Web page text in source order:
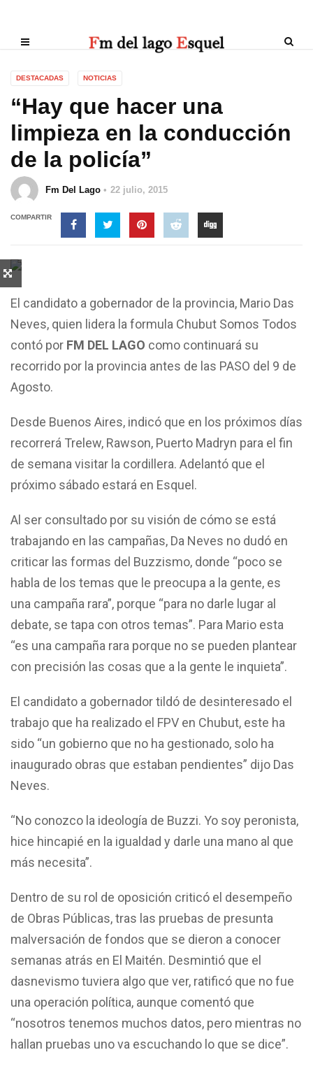
DESTACADAS NOTICIAS
“Hay que hacer una
limpieza en la conducción
de la policía”
Fm Del Lago 22 julio, 2015
COMPARTIR
El candidato a gobernador de la provincia, Mario Das
Neves, quien lidera la formula Chubut Somos Todos
contó por FM DEL LAGO como continuará su
recorrido por la provincia antes de las PASO del 9 de
Agosto.
Desde Buenos Aires, indicó que en los próximos días
recorrerá Trelew, Rawson, Puerto Madryn para el fin
de semana visitar la cordillera. Adelantó que el
próximo sábado estará en Esquel.
Al ser consultado por su visión de cómo se está
trabajando en las campañas, Da Neves no dudó en
criticar las formas del Buzzismo, donde “poco se
habla de los temas que le preocupa a la gente, es
una campaña rara”, porque “para no darle lugar al
debate, se tapa con otros temas”. Para Mario esta
“es una campaña rara porque no se pueden plantear
con precisión las cosas que a la gente le inquieta”.
El candidato a gobernador tildó de desinteresado el
trabajo que ha realizado el FPV en Chubut, este ha
sido “un gobierno que no ha gestionado, solo ha
inaugurado obras que estaban pendientes” dijo Das
Neves.
“No conozco la ideología de Buzzi. Yo soy peronista,
hice hincapié en la igualdad y darle una mano al que
más necesita”.
Dentro de su rol de oposición criticó el desempeño
de Obras Públicas, tras las pruebas de presunta
malversación de fondos que se dieron a conocer
semanas atrás en El Maitén. Desmintió que el
dasnevismo tuviera algo que ver, ratificó que no fue
una operación política, aunque comentó que
“nosotros tenemos muchos datos, pero mientras no
hallan pruebas uno va escuchando lo que se dice”.